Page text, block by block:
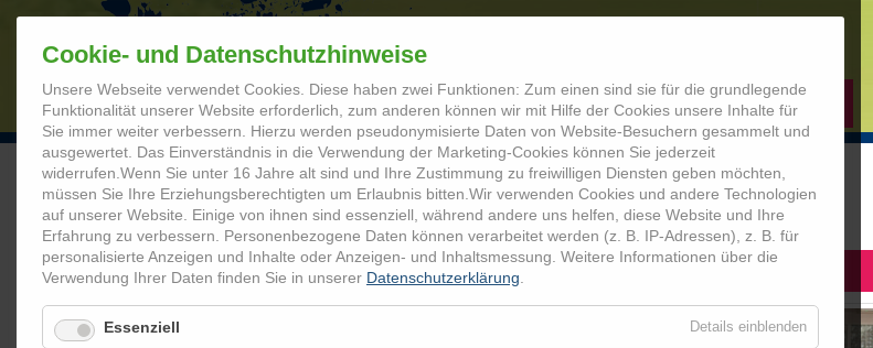
Cookie- und Datenschutzhinweise
Unsere Webseite verwendet Cookies. Diese haben zwei Funktionen: Zum einen sind sie für die grundlegende
Funktionalität unserer Website erforderlich, zum anderen können wir mit Hilfe der Cookies unsere Inhalte für
Sie immer weiter verbessern. Hierzu werden pseudonymisierte Daten von Website-Besuchern gesammelt und
ausgewertet. Das Einverständnis in die Verwendung der Marketing-Cookies können Sie jederzeit
widerrufen. Wenn Sie unter 16 Jahre alt sind und Ihre Zustimmung zu freiwilligen Diensten geben möchten,
müssen Sie Ihre Erziehungsberechtigten um Erlaubnis bitten. Wir verwenden Cookies und andere Technologien
auf unserer Website. Einige von ihnen sind essenziell, während andere uns helfen, diese Website und Ihre
Erfahrung zu verbessern.
Personenbezogene Daten können verarbeitet werden (z. B. IP-Adressen), z. B. für
personalisierte Anzeigen und Inhalte oder Anzeigen- und Inhaltsmessung. Weitere Informationen über die
Verwendung Ihrer Daten finden Sie in unserer Datenschutzerklärung
Essenziell Details einblendenfür
Essenziell
STARTSEITE AUSBILDUNG MEDIATHEK
Coolrider.de Mediathek Abschlussveranstaltungen Abschlussveranstaltungen Details
Abschlussveranstaltung Mittelschule Altdorf 2018